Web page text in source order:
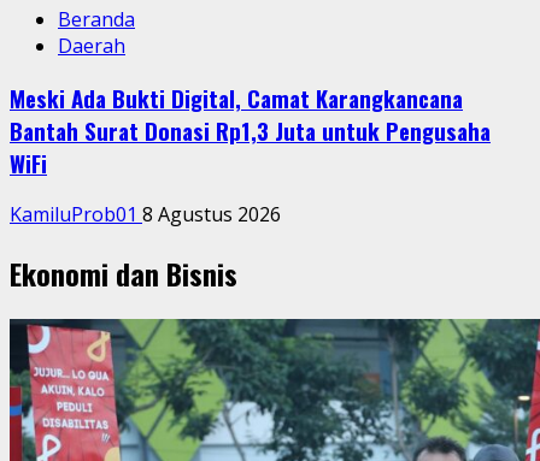
Beranda
Daerah
Meski Ada Bukti Digital, Camat Karangkancana
Bantah Surat Donasi Rp1,3 Juta untuk Pengusaha
WiFi
KamiluProb01 8 Agustus 2026
Ekonomi dan Bisnis